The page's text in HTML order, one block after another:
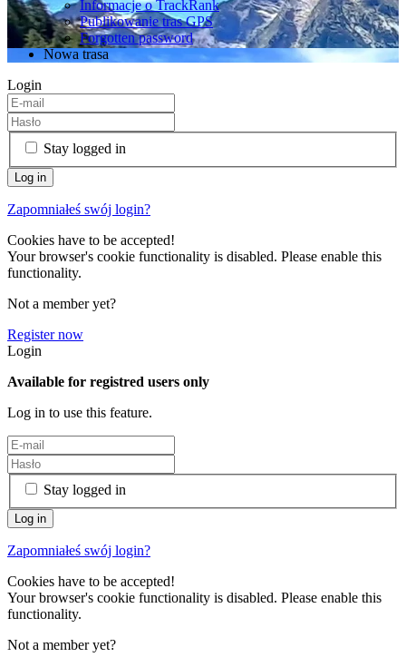
Informacje o TrackRank
Publikowanie tras GPS
Forgotten password
Nowa trasa
Login
Stay logged in
Zapomniałeś swój login?
Cookies have to be accepted!
Your browser's cookie functionality is disabled. Please enable this
functionality.
Not a member yet?
Register now
Login
Available for registred users only
Log in to use this feature.
Stay logged in
Zapomniałeś swój login?
Cookies have to be accepted!
Your browser's cookie functionality is disabled. Please enable this
functionality.
Not a member yet?